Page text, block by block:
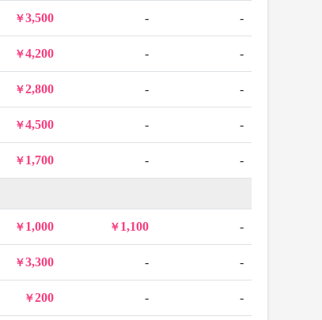
3,500 - -
4,200 - -
2,800 - -
4,500 - -
1,700 - -
1,000 1,100 -
3,300 - -
200 - -